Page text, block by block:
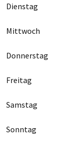
Dienstag
Mittwoch
Donnerstag
Freitag
Samstag
Sonntag